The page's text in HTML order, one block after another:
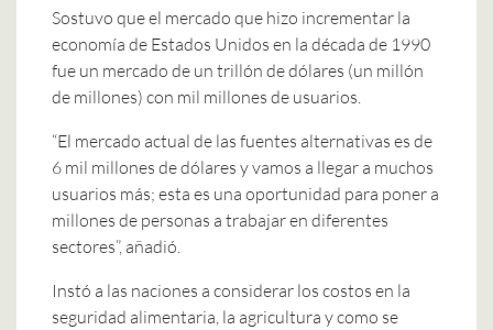
Sostuvo que el mercado que hizo incrementar la
economía de Estados Unidos en la década de 1990
fue un mercado de un trillón de dólares (un millón
de millones) con mil millones de usuarios.
“El mercado actual de las fuentes alternativas es de
6 mil millones de dólares y vamos a llegar a muchos
usuarios más; esta es una oportunidad para poner a
millones de personas a trabajar en diferentes
sectores”, añadió.
Instó a las naciones a considerar los costos en la
seguridad alimentaria, la agricultura y como se